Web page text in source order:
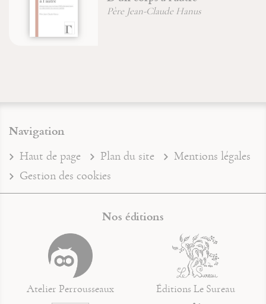
Père Jean-Claude Hanus
Navigation
Haut de page Plan du site
Mentions légales
Gestion des cookies
Nos éditions
Atelier Perrousseaux Éditions Le Sureau